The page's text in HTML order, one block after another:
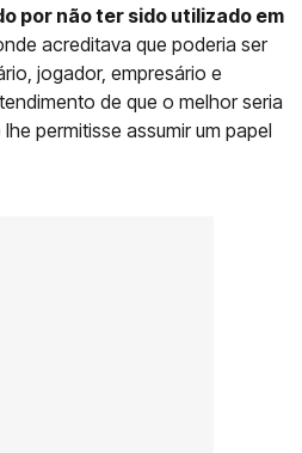
por não ter sido utilizado em
acreditava que poderia ser
jogador, empresário e
de que o melhor seria
permitisse assumir um papel